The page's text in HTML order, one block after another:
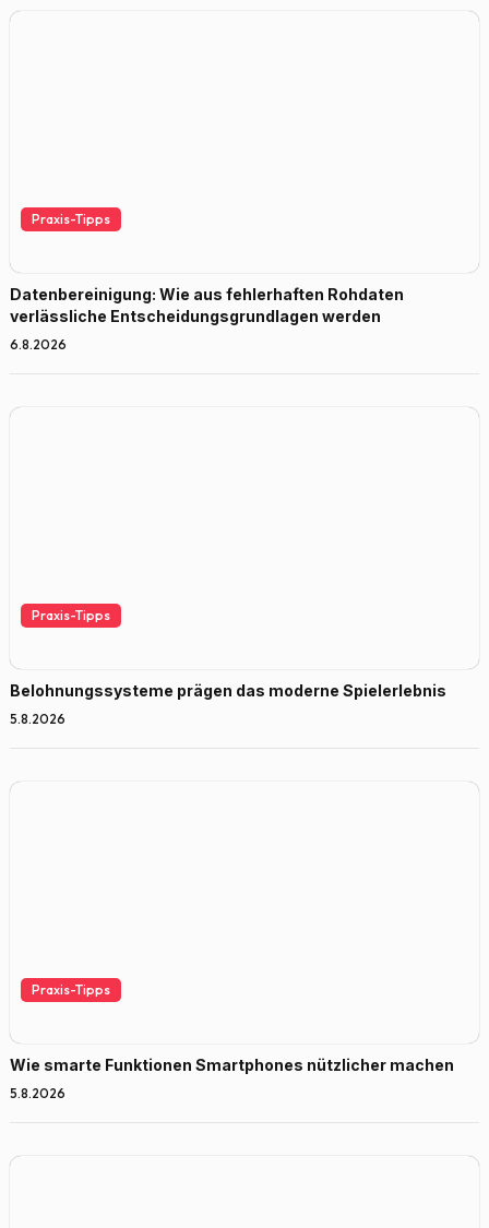
Praxis-Tipps
Datenbereinigung: Wie aus fehlerhaften Rohdaten
verlässliche Entscheidungsgrundlagen werden
6.8.2026
Praxis-Tipps
Belohnungssysteme prägen das moderne Spielerlebnis
5.8.2026
Praxis-Tipps
Wie smarte Funktionen Smartphones nützlicher machen
5.8.2026